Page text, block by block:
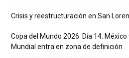
Crisis y reestructuración en San
Copa del Mundo 2026. Día 14: México
Mundial entra en zona de definición